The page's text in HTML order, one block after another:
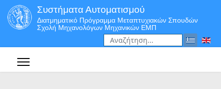
Συστήματα Αυτοματισμού
Διατμηματικό Πρόγραμμα Μεταπτυχιακών Σπουδών
Σχολή Μηχανολόγων Μηχανικών ΕΜΠ
Αναζήτηση